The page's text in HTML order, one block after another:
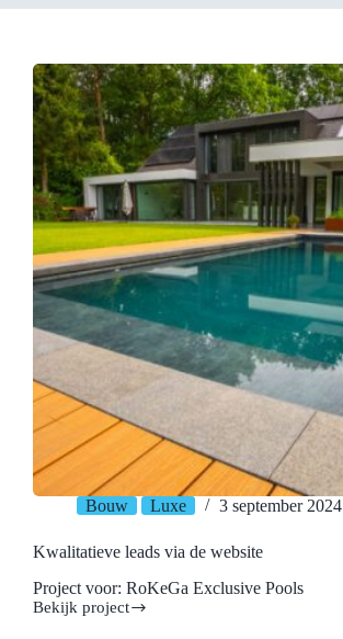
Bouw Luxe 3 september 2024
Kwalitatieve leads via de website
Project voor: RoKeGa Exclusive Pools
Bekijk project
Kwalitatieve